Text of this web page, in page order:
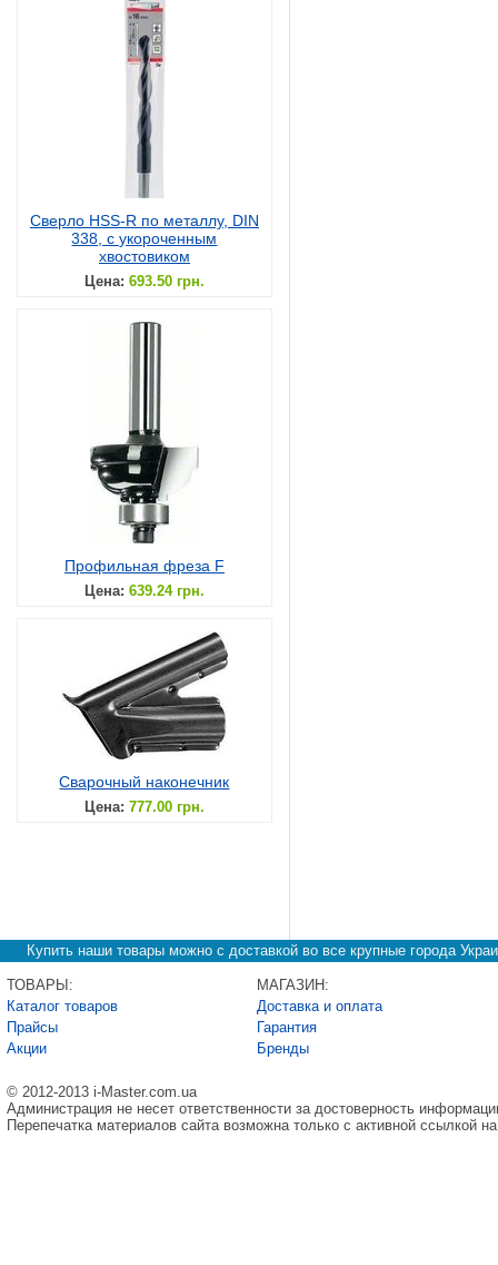
Сверло HSS-R по металлу, DIN
338, с укороченным
хвостовиком
Цена: 693.50 грн.
Профильная фреза F
Цена: 639.24 грн.
Сварочный наконечник
Цена: 777.00 грн.
Купить наши товары можно с доставкой во все крупные города
ТОВАРЫ:
Каталог товаров
Прайсы
Акции
МАГАЗИН:
Доставка и оплата
Гарантия
Бренды
© 2012-2013 i-Master.com.ua
Администрация не несет ответственности за достоверность
Перепечатка материалов сайта возможна только с активной ссылкой